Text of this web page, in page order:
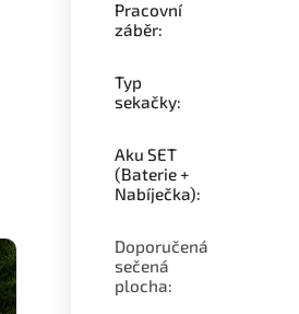
Pracovní
záběr:
Typ
sekačky:
Aku SET
(Baterie +
Nabíječka):
Doporučená
sečená
plocha: